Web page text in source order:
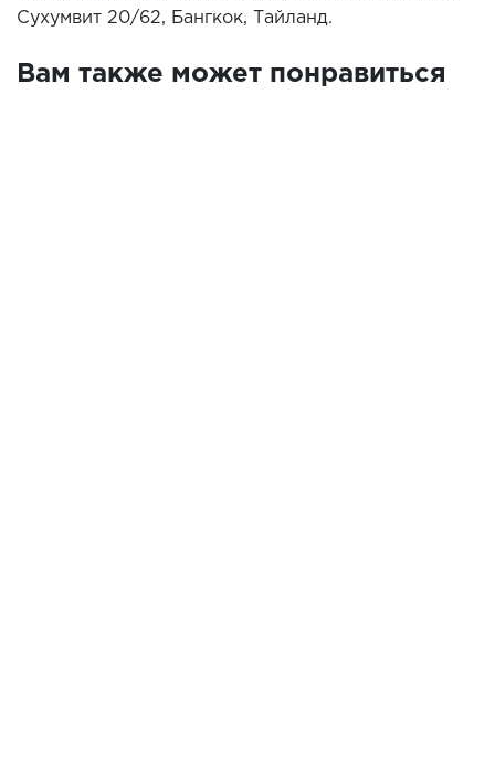
Сухумвит 20/62, Бангкок, Тайланд.
Вам также может понравиться